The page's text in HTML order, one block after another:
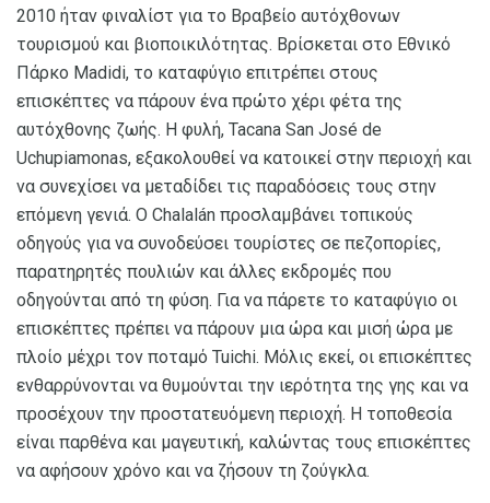
2010 ήταν φιναλίστ για το Βραβείο αυτόχθονων
τουρισμού και βιοποικιλότητας. Βρίσκεται στο Εθνικό
Πάρκο Madidi, το καταφύγιο επιτρέπει στους
επισκέπτες να πάρουν ένα πρώτο χέρι φέτα της
αυτόχθονης ζωής. Η φυλή, Tacana San José de
Uchupiamonas, εξακολουθεί να κατοικεί στην περιοχή και
να συνεχίσει να μεταδίδει τις παραδόσεις τους στην
επόμενη γενιά. Ο Chalalán προσλαμβάνει τοπικούς
οδηγούς για να συνοδεύσει τουρίστες σε πεζοπορίες,
παρατηρητές πουλιών και άλλες εκδρομές που
οδηγούνται από τη φύση. Για να πάρετε το καταφύγιο οι
επισκέπτες πρέπει να πάρουν μια ώρα και μισή ώρα με
πλοίο μέχρι τον ποταμό Tuichi. Μόλις εκεί, οι επισκέπτες
ενθαρρύνονται να θυμούνται την ιερότητα της γης και να
προσέχουν την προστατευόμενη περιοχή. Η τοποθεσία
είναι παρθένα και μαγευτική, καλώντας τους επισκέπτες
να αφήσουν χρόνο και να ζήσουν τη ζούγκλα.